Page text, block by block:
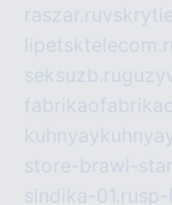
raszar.ru
seksuzb.ru
store-brawl-
sindika-01.ru